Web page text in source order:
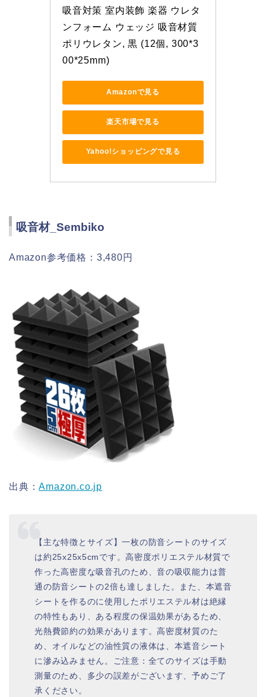
吸音対策 室内装飾 楽器 ウレタ
ンフォーム ウェッジ 吸音材質
ポリウレタン, 黒 (12個, 300*3
00*25mm)
Amazonで見る
楽天市場で見る
Yahoo!ショッピングで見る
吸音材_Sembiko
Amazon参考価格：3,480円
出典：Amazon.co.jp
【主な特徴とサイズ】一枚の防音シートのサイズ
は約25x25x5cmです。高密度ポリエステル材質で
作った高密度な吸音孔のため、音の吸収能力は普
通の防音シートの2倍も達しました。また、本遮音
シートを作るのに使用したポリエステル材は絶縁
の特性もあり、ある程度の保温効果があるため、
光熱費節約の効果があります。高密度材質のた
め、オイルなどの油性質の液体は、本遮音シート
に滲み込みません。ご注意：全てのサイズは手動
測量のため、多少の誤差がございます、予めご了
承ください。